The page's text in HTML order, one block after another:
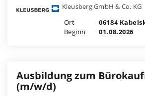
Kleusberg GmbH & Co. KG
Ort
06184
Beginn
01.08.2026
Ausbildung zum
(m/w/d)